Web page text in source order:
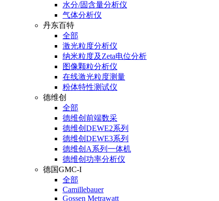
水分/固含量分析仪
气体分析仪
丹东百特
全部
激光粒度分析仪
纳米粒度及Zeta电位分析
图像颗粒分析仪
在线激光粒度测量
粉体特性测试仪
德维创
全部
德维创前端数采
德维创DEWE2系列
德维创DEWE3系列
德维创A系列一体机
德维创功率分析仪
德国GMC-I
全部
Camillebauer
Gossen Metrawatt